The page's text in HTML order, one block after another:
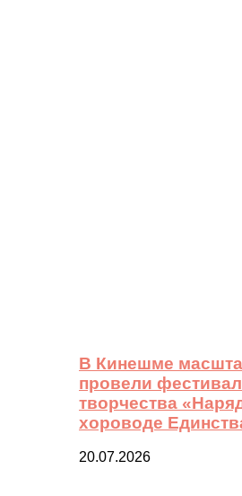
В Кинешме
провели
творчества
хороводе
20.07.2026